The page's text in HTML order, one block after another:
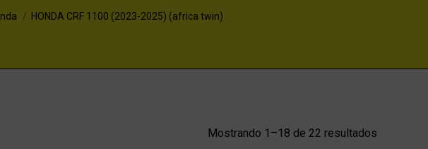
HONDA CRF 1100 (2023-2025) (africa twin)
Mostrando 1–18 de 22 resultados